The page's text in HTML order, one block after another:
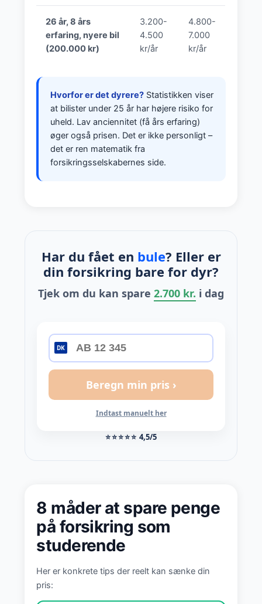
26 år, 8 års
erfaring, nyere bil
(200.000 kr)
3.200-
4.500
kr/år
4.800-
7.000
kr/år
Hvorfor er det dyrere? Statistikken viser
at bilister under 25 år har højere risiko for
uheld. Lav anciennitet (få års erfaring)
øger også prisen. Det er ikke personligt –
det er ren matematik fra
forsikringsselskabernes side.
Har du fået en bule? Eller er
din forsikring bare for dyr?
Tjek om du kan spare 2.700 kr. i dag
DK
Beregn min pris ›
Indtast manuelt her
⭐⭐⭐⭐⭐ 4,5/5
8 måder at spare penge
på forsikring som
studerende
Her er konkrete tips der reelt kan sænke din
pris: